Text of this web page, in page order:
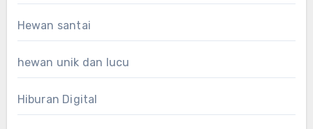
Hewan santai
hewan unik dan lucu
Hiburan Digital